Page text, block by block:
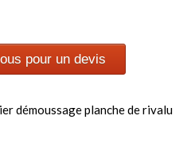
pour un devis
démoussage planche de rivalu